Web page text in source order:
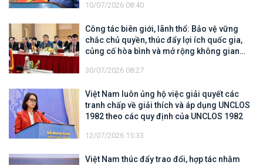
10/07/2026 08:40
Công tác biên giới, lãnh thổ: Bảo vệ vững
chắc chủ quyền, thúc đẩy lợi ích quốc gia,
củng cố hòa bình và mở rộng không gian
30/07/2026 08:27
Việt Nam luôn ủng hộ việc giải quyết các
tranh chấp về giải thích và áp dụng UNCLOS
1982 theo các quy định của UNCLOS 1982
12/07/2026 15:33
Việt Nam thúc đẩy trao đổi, hợp tác nhằm